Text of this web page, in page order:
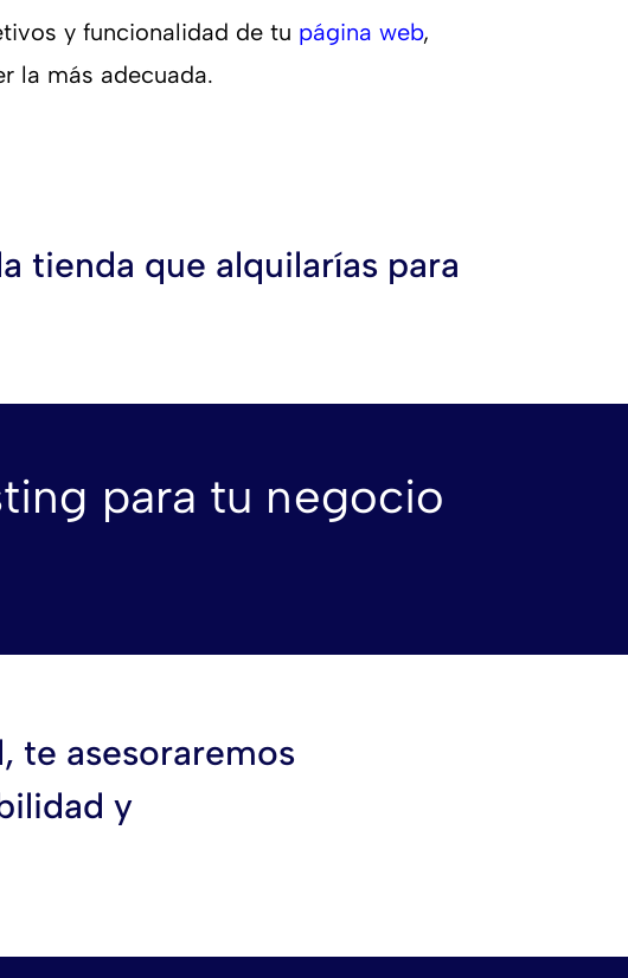
y funcionalidad de tu página web,
la más adecuada.
tienda que alquilarías para
para tu negocio
te asesoraremos
y